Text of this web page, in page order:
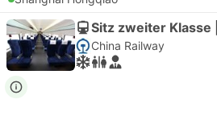
Sitz zweiter Klasse
China Railway